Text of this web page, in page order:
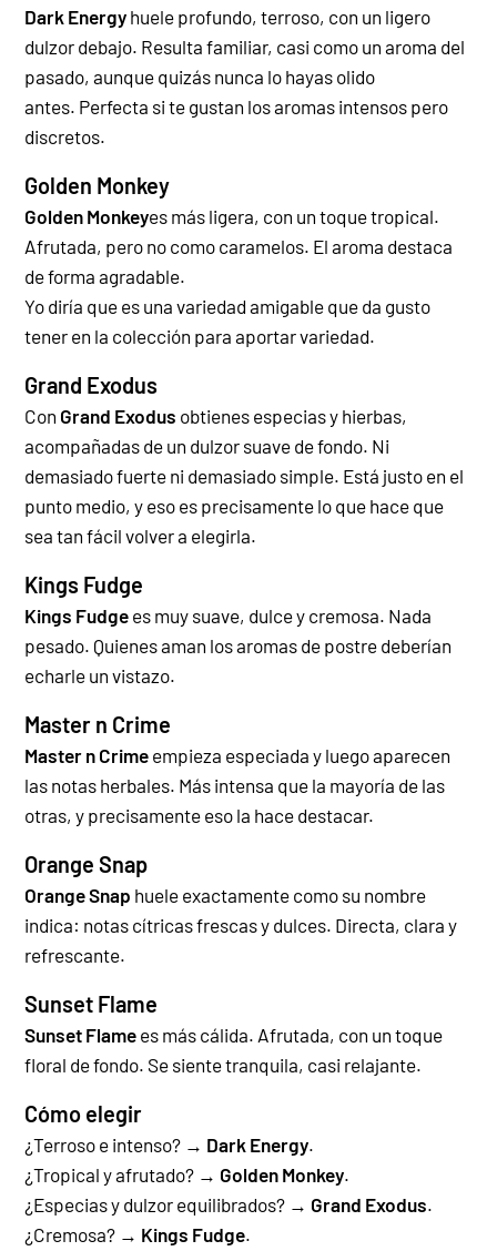
Dark Energy huele profundo, terroso, con un ligero
dulzor debajo. Resulta familiar, casi como un aroma del
pasado, aunque quizás nunca lo hayas olido
antes. Perfecta si te gustan los aromas intensos pero
discretos.
Golden Monkey
Golden Monkeyes más ligera, con un toque tropical.
Afrutada, pero no como caramelos. El aroma destaca
de forma agradable.
Yo diría que es una variedad amigable que da gusto
tener en la colección para aportar variedad.
Grand Exodus
Con Grand Exodus obtienes especias y hierbas,
acompañadas de un dulzor suave de fondo. Ni
demasiado fuerte ni demasiado simple. Está justo en el
punto medio, y eso es precisamente lo que hace que
sea tan fácil volver a elegirla.
Kings Fudge
Kings Fudge es muy suave, dulce y cremosa. Nada
pesado. Quienes aman los aromas de postre deberían
echarle un vistazo.
Master n Crime
Master n Crime empieza especiada y luego aparecen
las notas herbales. Más intensa que la mayoría de las
otras, y precisamente eso la hace destacar.
Orange Snap
Orange Snap huele exactamente como su nombre
indica: notas cítricas frescas y dulces. Directa, clara y
refrescante.
Sunset Flame
Sunset Flame es más cálida. Afrutada, con un toque
floral de fondo. Se siente tranquila, casi relajante.
Cómo elegir
¿Terroso e intenso? → Dark Energy.
¿Tropical y afrutado? → Golden Monkey.
¿Especias y dulzor equilibrados? → Grand Exodus.
¿Cremosa? → Kings Fudge.